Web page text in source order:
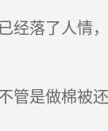
经落了人情
管是做棉被